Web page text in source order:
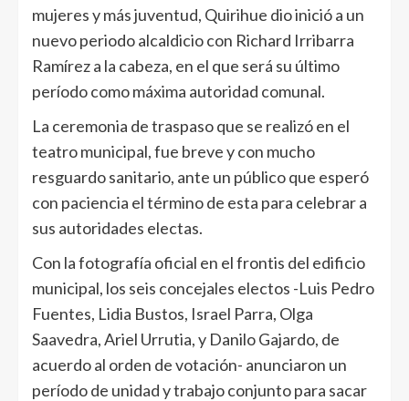
mujeres y más juventud, Quirihue dio inició a un
nuevo periodo alcaldicio con Richard Irribarra
Ramírez a la cabeza, en el que será su último
período como máxima autoridad comunal.
La ceremonia de traspaso que se realizó en el
teatro municipal, fue breve y con mucho
resguardo sanitario, ante un público que esperó
con paciencia el término de esta para celebrar a
sus autoridades electas.
Con la fotografía oficial en el frontis del edificio
municipal, los seis concejales electos -Luis Pedro
Fuentes, Lidia Bustos, Israel Parra, Olga
Saavedra, Ariel Urrutia, y Danilo Gajardo, de
acuerdo al orden de votación- anunciaron un
período de unidad y trabajo conjunto para sacar